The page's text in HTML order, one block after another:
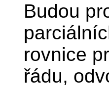
Budou
rovnice
řádu,